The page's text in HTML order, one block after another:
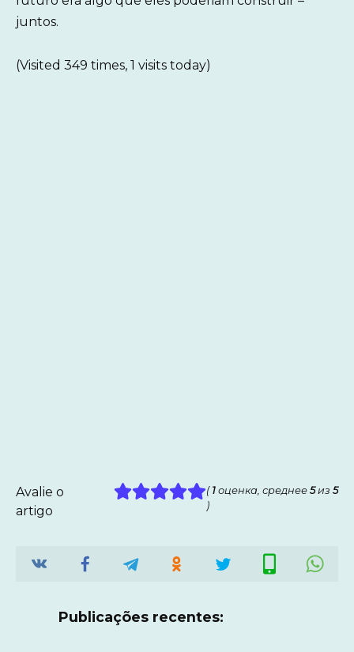
juntos.
(Visited 349 times, 1 visits today)
Avalie o
artigo
( 1оценка, среднее 5из 5
)
Publicações recentes: